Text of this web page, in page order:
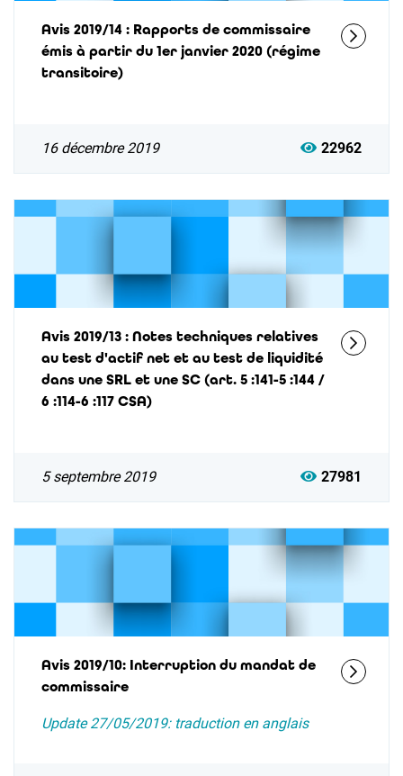
Avis 2019/14 : Rapports de commissaire
émis à partir du 1er janvier 2020 (régime
transitoire)
16 décembre 2019 22962
Avis 2019/13 : Notes techniques relatives
au test d'actif net et au test de liquidité
dans une SRL et une SC (art. 5 :141-5 :144 /
6 :114-6 :117 CSA)
5 septembre 2019 27981
Avis 2019/10: Interruption du mandat de
commissaire
Update 27/05/2019: traduction en anglais